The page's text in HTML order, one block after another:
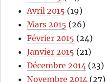
Avril 2015 (19)
Mars 2015 (26)
Février 2015 (24)
Janvier 2015 (21)
Décembre 2014 (23)
Novembre 2014 (27)